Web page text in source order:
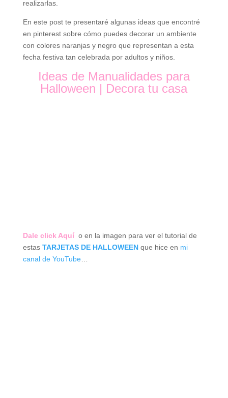
realizarlas.
En este post te presentaré algunas ideas que encontré
en pinterest sobre cómo puedes decorar un ambiente
con colores naranjas y negro que representan a esta
fecha festiva tan celebrada por adultos y niños.
Ideas de Manualidades para
Halloween | Decora tu casa
Dale click Aquí o en la imagen para ver el tutorial de
estas TARJETAS DE HALLOWEENque hice en mi
canal de YouTube…